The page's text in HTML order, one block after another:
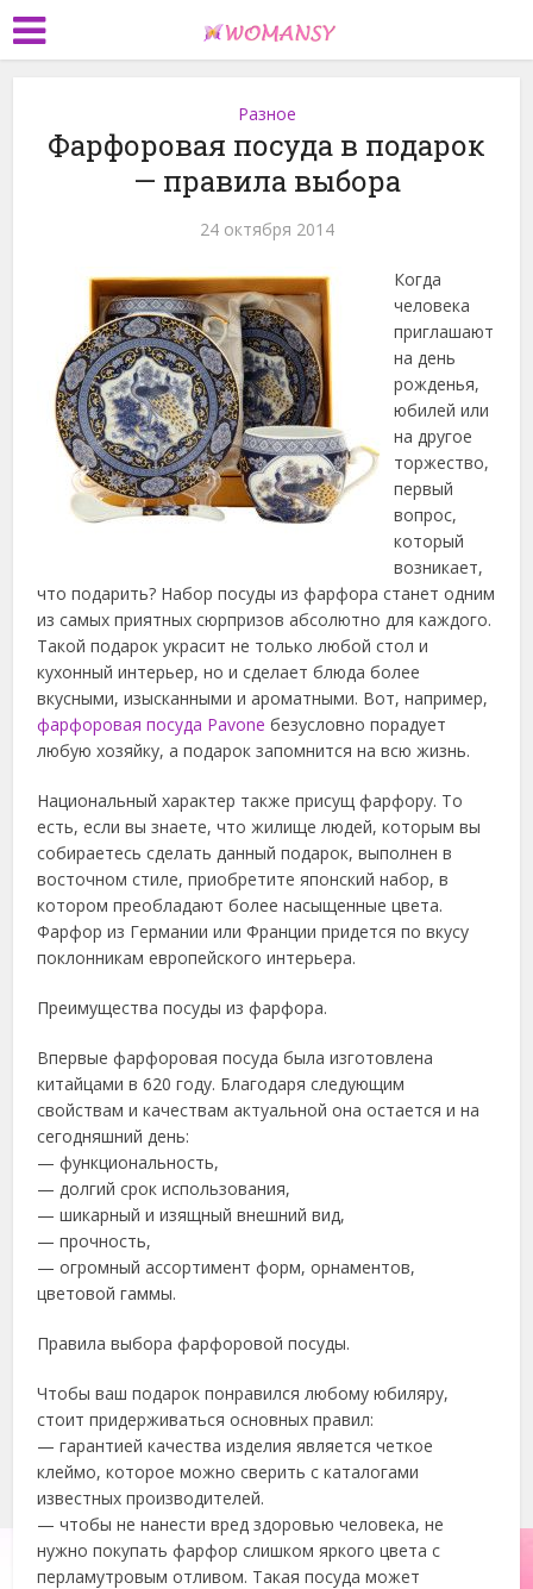
Разное
Фарфоровая посуда в подарок
— правила выбора
24 октября 2014
Когда
человека
приглашают
на день
рожденья,
юбилей или
на другое
торжество,
первый
вопрос,
который
возникает,
что подарить? Набор посуды из фарфора станет одним
из самых приятных сюрпризов абсолютно для каждого.
Такой подарок украсит не только любой стол и
кухонный интерьер, но и сделает блюда более
вкусными, изысканными и ароматными. Вот, например,
фарфоровая посуда Pavone безусловно порадует
любую хозяйку, а подарок запомнится на всю жизнь.
Национальный характер также присущ фарфору. То
есть, если вы знаете, что жилище людей, которым вы
собираетесь сделать данный подарок, выполнен в
восточном стиле, приобретите японский набор, в
котором преобладают более насыщенные цвета.
Фарфор из Германии или Франции придется по вкусу
поклонникам европейского интерьера.
Преимущества посуды из фарфора.
Впервые фарфоровая посуда была изготовлена
китайцами в 620 году. Благодаря следующим
свойствам и качествам актуальной она остается и на
сегодняшний день:
— функциональность,
— долгий срок использования,
— шикарный и изящный внешний вид,
— прочность,
— огромный ассортимент форм, орнаментов,
цветовой гаммы.
Правила выбора фарфоровой посуды.
Чтобы ваш подарок понравился любому юбиляру,
стоит придерживаться основных правил:
— гарантией качества изделия является четкое
клеймо, которое можно сверить с каталогами
известных производителей.
— чтобы не нанести вред здоровью человека, не
нужно покупать фарфор слишком яркого цвета с
перламутровым отливом. Такая посуда может